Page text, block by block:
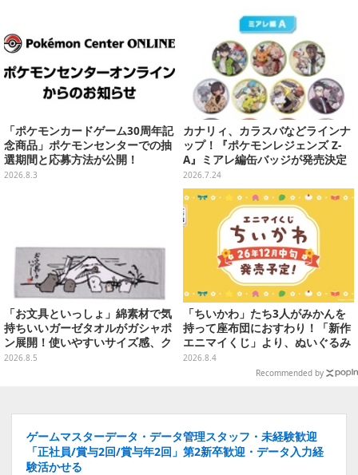
「ポケモンカードゲーム30周年記
念商品」ポケモンセンターでの抽
選期間と応募方法が公開！
2026.8.3
カナリィ、カラスバなどラインナ
ップ！『ポケモンレジェンズ Z-
A』ミアレ編缶バッジが発売決定
2026.7.24
「お文具といっしょ」綿素材で気
持ちいいガーゼタオルがガシャポ
ン展開！使いやすいサイズ感、ク
ールな和柄や可愛らしいお寿司な
2026.8.5
「ちいかわ」たち3人がみかんを
持って座布団におすわり！「新作
エニマイくじ」より、ぬいぐるみ
画像が初公開
2026.8.4
Recommended by
ゲームマスターデータ・データ管理スタッフ・未経験歓迎
「正社員/賞与2回/賞与年2回」第2新卒歓迎・データ入力経
験活かせる